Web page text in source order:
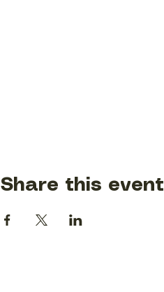
Share this event